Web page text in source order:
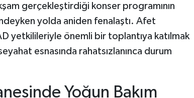
gerçekleştirdiği konser programının
yolda aniden fenalaştı. Afet
yetkilileriyle önemli bir toplantıya katılmak
esnasında rahatsızlanınca durum
Yoğun Bakım